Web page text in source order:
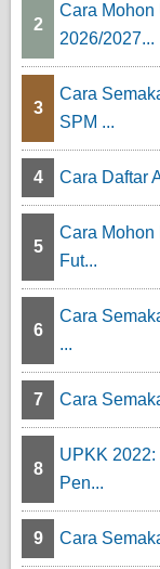
2
Cara Mohon
2026/2027...
3
Cara
SPM ...
4 Cara Daftar
5
Cara Mohon
Fut...
6
Cara
...
7 Cara
8
UPKK
Pen...
9 Cara